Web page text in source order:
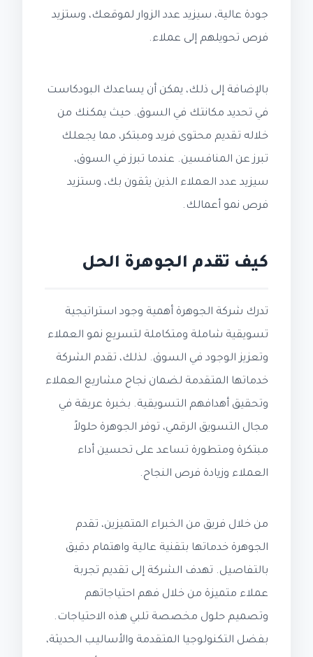
جودة عالية، سيزيد عدد الزوار لموقعك، وستزيد
فرص تحويلهم إلى عملاء.
بالإضافة إلى ذلك، يمكن أن يساعدك البودكاست
في تحديد مكانتك في السوق. حيث يمكنك من
خلاله تقديم محتوى فريد ومبتكر، مما يجعلك
تبرز عن المنافسين. عندما تبرز في السوق،
سيزيد عدد العملاء الذين يثقون بك، وستزيد
فرص نمو أعمالك.
كيف تقدم الجوهرة الحل
تدرك شركة الجوهرة أهمية وجود استراتيجية
تسويقية شاملة ومتكاملة لتسريع نمو العملاء
وتعزيز الوجود في السوق. لذلك، تقدم الشركة
خدماتها المتقدمة لضمان نجاح مشاريع العملاء
وتحقيق أهدافهم التسويقية. بخبرة عريقة في
مجال التسويق الرقمي، توفر الجوهرة حلولاً
مبتكرة ومتطورة تساعد على تحسين أداء
العملاء وزيادة فرص النجاح.
من خلال فريق من الخبراء المتميزين، تقدم
الجوهرة خدماتها بتقنية عالية واهتمام دقيق
بالتفاصيل. تهدف الشركة إلى تقديم تجربة
عملاء متميزة من خلال فهم احتياجاتهم
وتصميم حلول مخصصة تلبي هذه الاحتياجات.
بفضل التكنولوجيا المتقدمة والأساليب الحديثة،